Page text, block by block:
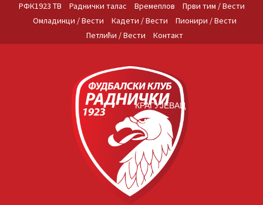
РФК1923 ТВ Раднички талас Времеплов
Први тим / Вести
Омладинци / Вести
Кадети / Вести
Пионири / Вести
Петлићи / Вести
Контакт
КРАГУЈЕВАЦ